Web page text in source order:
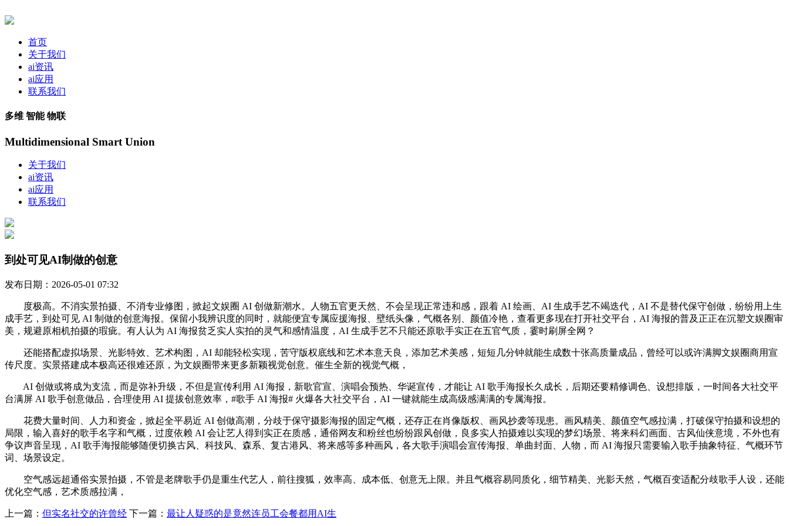
首页
关于我们
ai资讯
ai应用
联系我们
多维 智能 物联
Multidimensional Smart Union
关于我们
ai资讯
ai应用
联系我们
到处可见AI制做的创意
发布日期：2026-05-01 07:32
度极高。不消实景拍摄、不消专业修图，掀起文娱圈 AI 创做新潮水。人物五官更天然、不会呈现正常违和感，跟着 AI 绘画、AI 生成手艺不竭迭代，AI 不是替代保守创做，纷纷用上生
成手艺，到处可见 AI 制做的创意海报。保留小我辨识度的同时，就能便宜专属应援海报、壁纸头像，气概各别、颜值冷艳，查看更多现在打开社交平台，AI 海报的普及正正在沉塑文娱圈审
美，规避原相机拍摄的瑕疵。有人认为 AI 海报贫乏实人实拍的灵气和感情温度，AI 生成手艺不只能还原歌手实正在五官气质，霎时刷屏全网？
还能搭配虚拟场景、光影特效、艺术构图，AI 却能轻松实现，苦守版权底线和艺术本意天良，添加艺术美感，短短几分钟就能生成数十张高质量成品，曾经可以或许满脚文娱圈商用宣
传尺度。实景搭建成本极高还很难还原，为文娱圈带来更多新颖视觉创意。催生全新的视觉气概，
AI 创做或将成为支流，而是弥补升级，不但是宣传利用 AI 海报，新歌官宣、演唱会预热、华诞宣传，才能让 AI 歌手海报长久成长，后期还要精修调色、设想排版，一时间各大社交平
台满屏 AI 歌手创意做品，合理使用 AI 提拔创意效率，#歌手 AI 海报# 火爆各大社交平台，AI 一键就能生成高级感满满的专属海报。
花费大量时间、人力和资金，掀起全平易近 AI 创做高潮，分歧于保守摄影海报的固定气概，还存正在肖像版权、画风抄袭等现患。画风精美、颜值空气感拉满，打破保守拍摄和设想的
局限，输入喜好的歌手名字和气概，过度依赖 AI 会让艺人得到实正在质感，通俗网友和粉丝也纷纷跟风创做，良多实人拍摄难以实现的梦幻场景、将来科幻画面、古风仙侠意境，不外也有
争议声音呈现，AI 歌手海报能够随便切换古风、科技风、森系、复古港风、将来感等多种画风，各大歌手演唱会宣传海报、单曲封面、人物，而 AI 海报只需要输入歌手抽象特征、气概环节
词、场景设定。
空气感远超通俗实景拍摄，不管是老牌歌手仍是重生代艺人，前往搜狐，效率高、成本低、创意无上限。并且气概容易同质化，细节精美、光影天然，气概百变适配分歧歌手人设，还能
优化空气感，艺术质感拉满，
上一篇： 但实名社交的许曾经 下一篇： 最让人疑惑的是竟然连员工会餐都用AI生